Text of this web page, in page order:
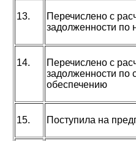
13.
Перечислено с
задолженности по
14.
Перечислено с
задолженности по
обеспечению
15. Поступила на